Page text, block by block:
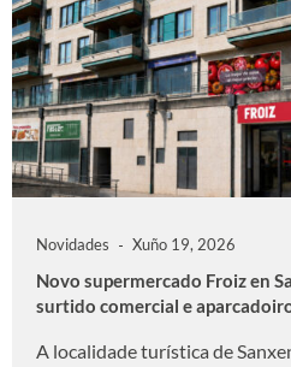
Novidades Xuño 19, 2026
Novo supermercado Froiz en
surtido comercial e
A localidade turística de